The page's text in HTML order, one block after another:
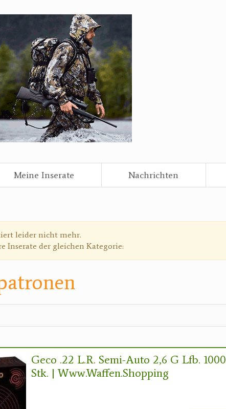
Meine Inserate Nachrichten
leider nicht mehr.
Inserate der gleichen Kategorie:
Geco .22 L.r. Semi-Auto 2,6 G Lfb. 1000
Stk. | Www.waffen.shopping